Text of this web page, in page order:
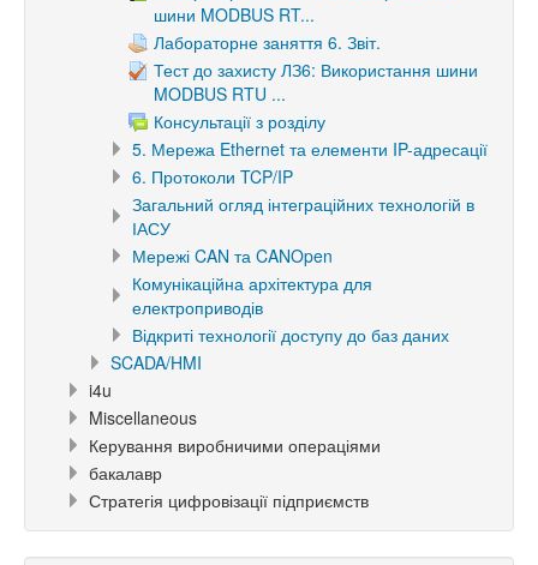
шини MODBUS RT...
Лабораторне заняття 6. Звіт.
Тест до захисту ЛЗ6: Використання шини
MODBUS RTU ...
Консультації з розділу
5. Мережа Ethernet та елементи IP-адресації
6. Протоколи TCP/IP
Загальний огляд інтеграційних технологій в
ІАСУ
Мережі CAN та CANOpen
Комунікаційна архітектура для
електроприводів
Відкриті технології доступу до баз даних
SCADA/HMI
i4u
Miscellaneous
Керування виробничими операціями
бакалавр
Стратегія цифровізації підприємств